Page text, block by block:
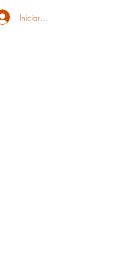
Iniciar sesión